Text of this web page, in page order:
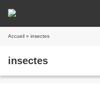
Accueil » insectes
insectes